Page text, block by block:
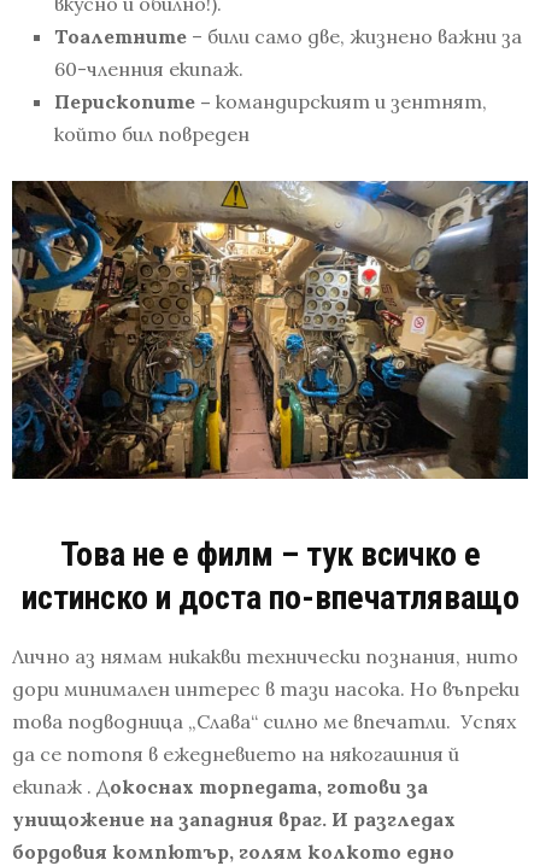
Тоалетните – били само две, жизнено важни за
60-членния екипаж.
Перископите – командирският и зентнят,
който бил повреден
Това не е филм – тук всичко е
истинско и доста по-впечатляващо
Лично аз нямам никакви технически познания, нито
дори минимален интерес в тази насока. Но въпреки
това подводница „Слава“ силно ме впечатли. Успях
да се потопя в ежедневието на някогашния й
екипаж . Докоснах торпедата, готови за
унищожение на западния враг. И разгледах
бордовия компютър, голям колкото едно